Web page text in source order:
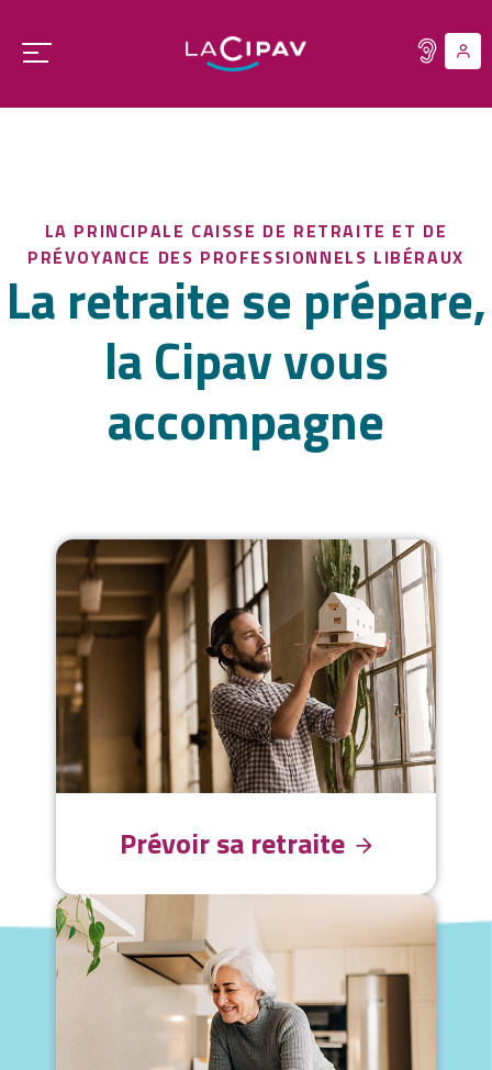
contenu
Ouvrir
LA PRINCIPALE CAISSE DE RETRAITE ET DE
PRÉVOYANCE DES PROFESSIONNELS LIBÉRAUX
La retraite se prépare,
la Cipav vous
accompagne
Prévoir sa retraite